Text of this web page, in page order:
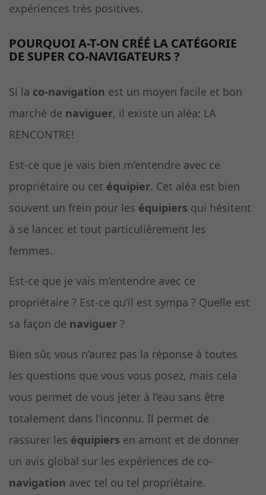
expériences très positives.
POURQUOI A-T-ON CRÉÉ LA CATÉGORIE
DE SUPER CO-NAVIGATEURS ?
Si la co-navigation est un moyen facile et bon
marché de naviguer, il existe un aléa: LA
RENCONTRE!
Est-ce que je vais bien m’entendre avec ce
propriétaire ou cet équipier. Cet aléa est bien
souvent un frein pour les équipiers qui hésitent
à se lancer, et tout particulièrement les
femmes.
Est-ce que je vais m’entendre avec ce
propriétaire ? Est-ce qu’il est sympa ? Quelle est
sa façon de naviguer ?
Bien sûr, vous n’aurez pas la réponse à toutes
les questions que vous vous posez, mais cela
vous permet de vous jeter à l’eau sans être
totalement dans l’inconnu. Il permet de
rassurer les équipiers en amont et de donner
un avis global sur les expériences de co-
navigation avec tel ou tel propriétaire.